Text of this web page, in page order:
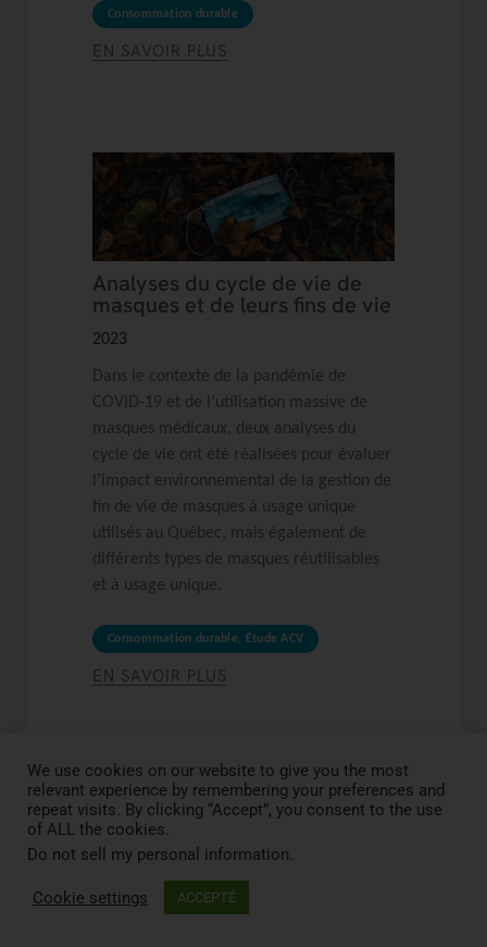
Consommation durable
EN SAVOIR PLUS
Analyses du cycle de vie de
masques et de leurs fins de vie
2023
Dans le contexte de la pandémie de
COVID-19 et de l’utilisation massive de
masques médicaux, deux analyses du
cycle de vie ont été réalisées pour évaluer
l’impact environnemental de la gestion de
fin de vie de masques à usage unique
utilisés au Québec, mais également de
différents types de masques réutilisables
et à usage unique.
Consommation durable, Étude ACV
EN SAVOIR PLUS
Les emballages alimentaires à
We use cookies on our website to give you the most
relevant experience by remembering your preferences and
repeat visits. By clicking “Accept”, you consent to the use
of ALL the cookies.
Do not sell my personal information.
Cookie settings ACCEPTÉ